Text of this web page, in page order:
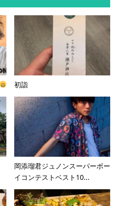
初詣
岡添瑠君ジュノンスーパーボー
イコンテストベスト10...